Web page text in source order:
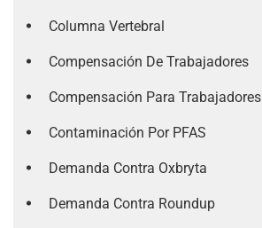
Columna Vertebral
Compensación De Trabajadores
Compensación Para Trabajadores
Contaminación Por PFAS
Demanda Contra Oxbryta
Demanda Contra Roundup